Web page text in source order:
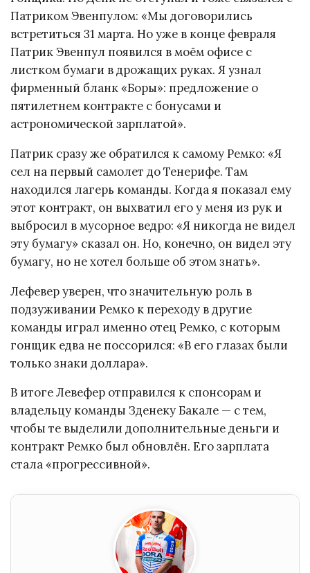
Патриком Эвенпулом: «Мы договорились
встретиться 31 марта. Но уже в конце февраля
Патрик Эвенпул появился в моём офисе с
листком бумаги в дрожащих руках. Я узнал
фирменный бланк «Боры»: предложение о
пятилетнем контракте с бонусами и
астрономической зарплатой».
Патрик сразу же обратился к самому Ремко: «Я
сел на первый самолет до Тенерифе. Там
находился лагерь команды. Когда я показал ему
этот контракт, он выхватил его у меня из рук и
выбросил в мусорное ведро: «Я никогда не видел
эту бумагу» сказал он. Но, конечно, он видел эту
бумагу, но не хотел больше об этом знать».
Лефевер уверен, что значительную роль в
подзуживании Ремко к переходу в другие
команды играл именно отец Ремко, с которым
гонщик едва не поссорился: «В его глазах были
только знаки доллара».
В итоге Левефер отправился к спонсорам и
владельцу команды Зденеку Бакале — с тем,
чтобы те выделили дополнительные деньги и
контракт Ремко был обновлён. Его зарплата
стала «прогрессивной».